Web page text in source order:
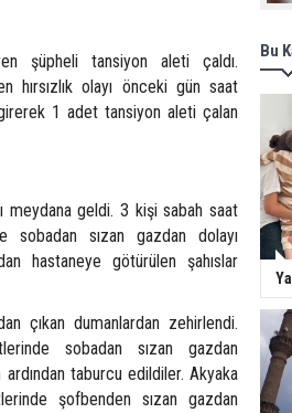
şüpheli tansiyon aleti çaldı.
hırsızlık olayı önceki gün saat
1 adet tansiyon aleti çalan
meydana geldi. 3 kişi sabah saat
sobadan sızan gazdan dolayı
hastaneye götürülen şahıslar
çıkan dumanlardan zehirlendi.
sobadan sızan gazdan
ardından taburcu edildiler. Akyaka
şofbenden sızan gazdan
Bu